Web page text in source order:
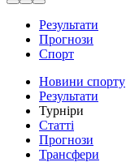
Результати
Прогнози
Спорт
Новини спорту
Результати
Турніри
Статті
Прогнози
Трансфери